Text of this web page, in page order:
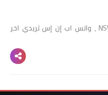
تحميل ان اس واتساب NSWhatsApp 3D ، واتس اب إن إس ثريدي اخر